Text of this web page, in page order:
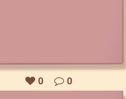
0 0